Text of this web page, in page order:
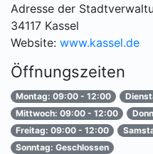
Adresse der
34117 Kassel
Website: www.kassel.de
Öffnungszeiten
Montag: 09:00 - 12:00
Mittwoch: 09:00 - 12:00
Freitag: 09:00 - 12:00
Sonntag: Geschlossen